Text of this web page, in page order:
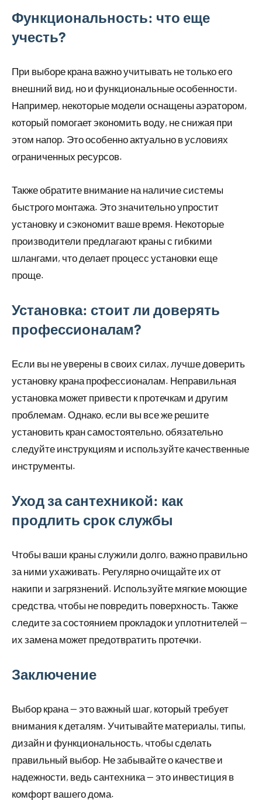
Функциональность: что еще
учесть?
При выборе крана важно учитывать не только его
внешний вид, но и функциональные особенности.
Например, некоторые модели оснащены аэратором,
который помогает экономить воду, не снижая при
этом напор. Это особенно актуально в условиях
ограниченных ресурсов.
Также обратите внимание на наличие системы
быстрого монтажа. Это значительно упростит
установку и сэкономит ваше время. Некоторые
производители предлагают краны с гибкими
шлангами, что делает процесс установки еще
проще.
Установка: стоит ли доверять
профессионалам?
Если вы не уверены в своих силах, лучше доверить
установку крана профессионалам. Неправильная
установка может привести к протечкам и другим
проблемам. Однако, если вы все же решите
установить кран самостоятельно, обязательно
следуйте инструкциям и используйте качественные
инструменты.
Уход за сантехникой: как
продлить срок службы
Чтобы ваши краны служили долго, важно правильно
за ними ухаживать. Регулярно очищайте их от
накипи и загрязнений. Используйте мягкие моющие
средства, чтобы не повредить поверхность. Также
следите за состоянием прокладок и уплотнителей —
их замена может предотвратить протечки.
Заключение
Выбор крана — это важный шаг, который требует
внимания к деталям. Учитывайте материалы, типы,
дизайн и функциональность, чтобы сделать
правильный выбор. Не забывайте о качестве и
надежности, ведь сантехника — это инвестиция в
комфорт вашего дома.